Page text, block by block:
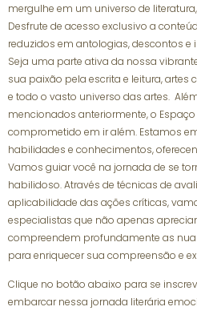
mergulhe em um universo de
Desfrute de acesso exclusivo a
reduzidos em antologias, descontos e
Seja uma parte ativa da nossa
sua paixão pela escrita e leitura, artes
e todo o vasto universo das artes.
mencionados anteriormente, o Espaço
comprometido em ir além. Estamos
habilidades e conhecimentos,
Vamos guiar você na jornada de se
habilidoso. Através de técnicas de
aplicabilidade das ações críticas,
especialistas que não apenas
compreendem profundamente as
para enriquecer sua compreensão e
Clique no botão abaixo para se
embarcar nessa jornada literária